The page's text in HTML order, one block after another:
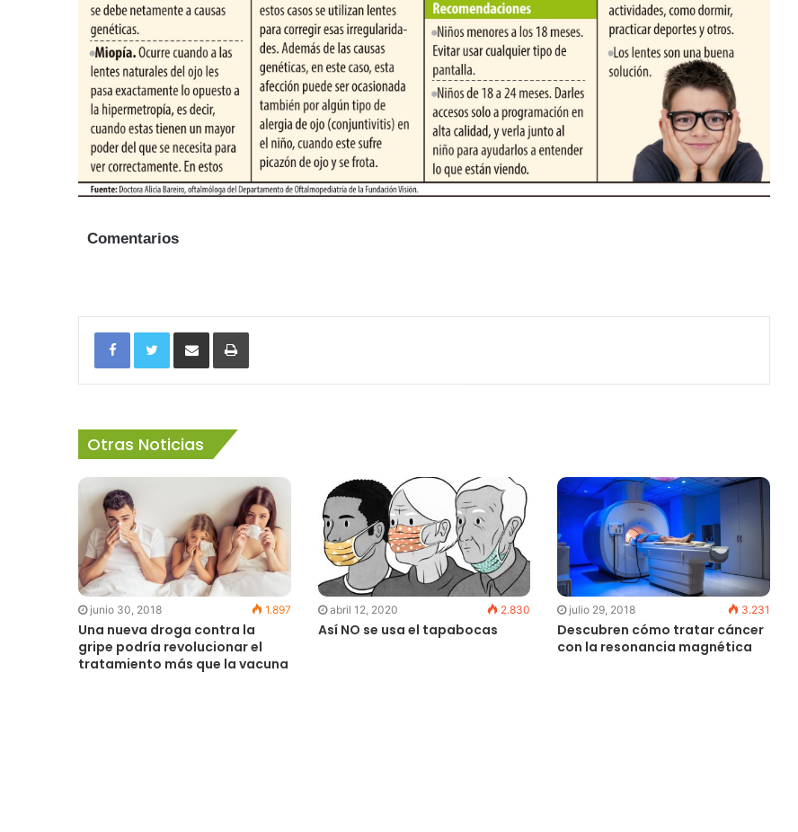
Comentarios
Facebook Twitter
Otras Noticias
junio 30, 2018 1.897
Una nueva droga contra la
gripe podría revolucionar el
tratamiento más que la vacuna
abril 12, 2020 2.830
Así NO se usa el tapabocas
julio 29, 2018 3.231
Descubren cómo tratar cáncer
con la resonancia magnética